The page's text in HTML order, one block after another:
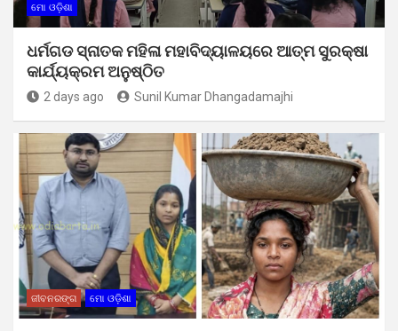
ମୋ ଓଡ଼ିଶା
ଧର୍ମଗଡ ସ୍ନାତକ ମହିଳା ମହାବିଦ୍ୟାଳୟରେ ଆତ୍ମ ସୁରକ୍ଷା
କାର୍ଯ୍ୟକ୍ରମ ଅନୁଷ୍ଠିତ
2 days ago Sunil Kumar Dhangadamajhi
ଜୀବନରଙ୍ଗ ମୋ ଓଡ଼ିଶା